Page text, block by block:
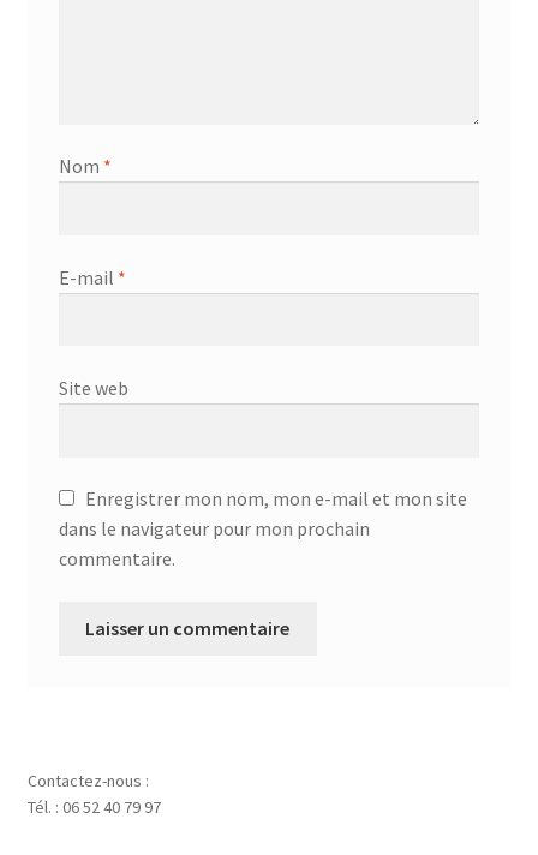
Nom *
E-mail *
Site web
Enregistrer mon nom, mon e-mail et mon site
dans le navigateur pour mon prochain
commentaire.
Contactez-nous :
Tél. : 06 52 40 79 97